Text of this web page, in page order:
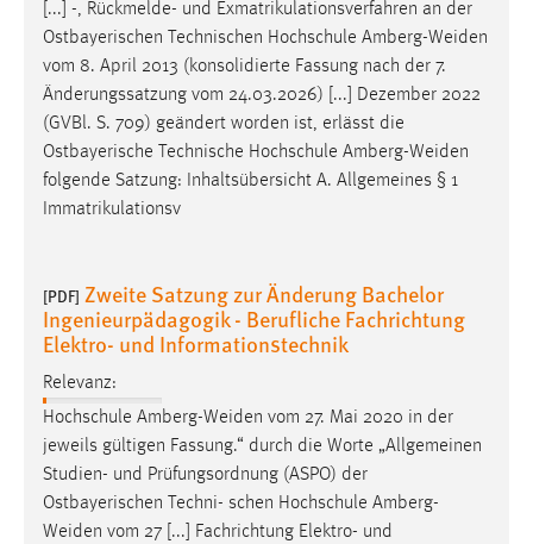
Änderungssatzung vom 24.03.2026) [...] Dezember 2022
(GVBl. S. 709) geändert worden ist, erlässt die
Ostbayerische Technische HochschuleAmberg-Weiden
folgende Satzung: Inhaltsübersicht A. Allgemeines § 1
Immatrikulationsv
[PDF] Zweite Satzung zur Änderung Bachelor
Relevanz:
HochschuleAmberg-Weidenvom 27. Mai 2020 in der
Studien- und Prüfungsordnung (ASPO) der
Ostbayerischen Techni- schen HochschuleAmberg-
Weiden vom 27 [...] Fachrichtung Elektro- und
Informationstechnik an der Ostbayerischen Technischen
HochschuleAmberg-Weidenvom 08.05.2026 Aufgrund
von Art. 9 Satz 1, Art. 80 Abs. 1 Satz 1 und Satz 2, Art 84